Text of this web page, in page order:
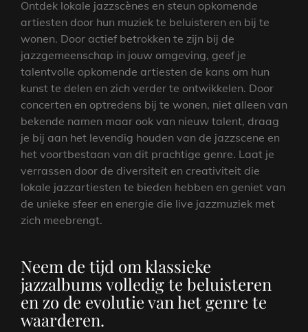
Ontdek lokale jazzscènes en steun opkomende
artiesten door hun muziek te beluisteren en bij te
wonen. Door actief betrokken te zijn bij de
jazzgemeenschap in jouw omgeving, geef je
talentvolle opkomende artiesten de kans om hun
kunst te delen en zich verder te ontwikkelen. Door
concerten en optredens bij te wonen, niet alleen van
bekende namen maar ook van nieuw talent, draag
je bij aan het levendig houden van de jazzscene en
het voortbestaan van dit prachtige genre. Laat je
verrassen door de diversiteit en creativiteit die
lokale jazzartiesten te bieden hebben en geniet van
de unieke sfeer en energie die live jazzmuziek met
zich meebrengt.
Neem de tijd om klassieke
jazzalbums volledig te beluisteren
en zo de evolutie van het genre te
waarderen.